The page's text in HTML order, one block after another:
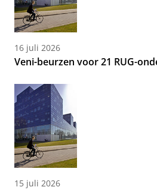
16 juli 2026
Veni-beurzen voor 21 RUG-
15 juli 2026